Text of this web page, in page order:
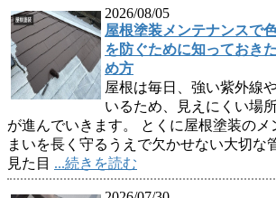
2026/08/05
屋根塗装メンテナンスで
を防ぐために知っておき
め方
屋根は毎日、強い紫外線
いるため、見えにくい場
が進んでいきます。 とくに屋根塗装のメ
まいを長く守るうえで欠かせない大切な
見た目 ...続きを読む